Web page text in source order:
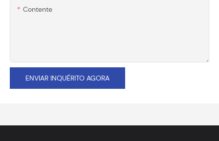
Contente
ENVIAR INQUÉRITO AGORA